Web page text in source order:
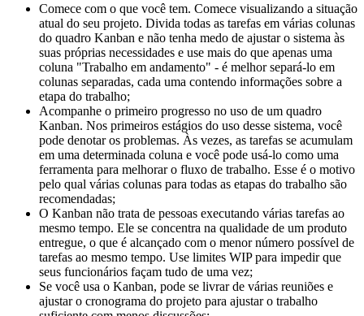
Comece com o que você tem. Comece visualizando a situação
atual do seu projeto. Divida todas as tarefas em várias colunas
do quadro Kanban e não tenha medo de ajustar o sistema às
suas próprias necessidades e use mais do que apenas uma
coluna "Trabalho em andamento" - é melhor separá-lo em
colunas separadas, cada uma contendo informações sobre a
etapa do trabalho;
Acompanhe o primeiro progresso no uso de um quadro
Kanban. Nos primeiros estágios do uso desse sistema, você
pode denotar os problemas. Às vezes, as tarefas se acumulam
em uma determinada coluna e você pode usá-lo como uma
ferramenta para melhorar o fluxo de trabalho. Esse é o motivo
pelo qual várias colunas para todas as etapas do trabalho são
recomendadas;
O Kanban não trata de pessoas executando várias tarefas ao
mesmo tempo. Ele se concentra na qualidade de um produto
entregue, o que é alcançado com o menor número possível de
tarefas ao mesmo tempo. Use limites WIP para impedir que
seus funcionários façam tudo de uma vez;
Se você usa o Kanban, pode se livrar de várias reuniões e
ajustar o cronograma do projeto para ajustar o trabalho